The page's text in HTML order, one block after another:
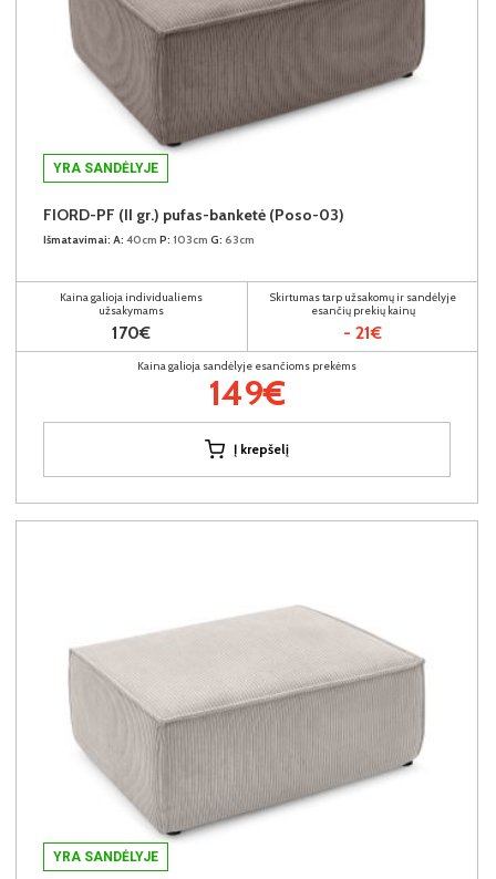
YRA SANDĖLYJE
FIORD-PF (II gr.) pufas-banketė (Poso-03)
Išmatavimai: A: 40cm P: 103cm G: 63cm
Kaina galioja individualiems
užsakymams
170€
Skirtumas tarp užsakomų ir sandėlyje
esančių prekių kainų
- 21€
Kaina galioja sandėlyje esančioms prekėms
149€
Į krepšelį
YRA SANDĖLYJE